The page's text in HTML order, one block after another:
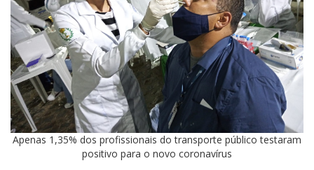
Apenas 1,35% dos profissionais do transporte público testaram
positivo para o novo coronavírus